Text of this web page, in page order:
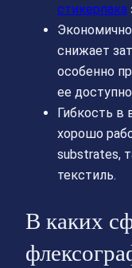
стикерпака
снижает
особенно
ее
Гибкость в
хорошо
substrates,
текстиль.
В каких